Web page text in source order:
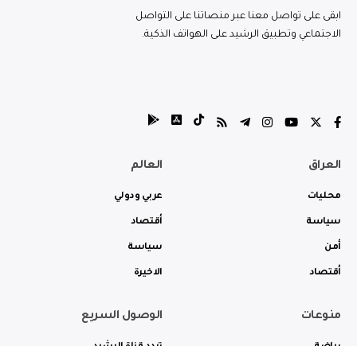
ابقى على تواصل معنا عبر منصاتنا على التواصل
الاجتماعي وتطبيق الرشيد على الهواتف الذكية.
العراق
محليات
سياسة
أمن
أقتصاد
العالم
عربي ودولي
أقتصاد
سياسة
الاخيرة
منوعات الوصول السريع